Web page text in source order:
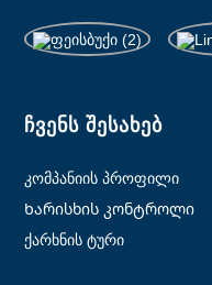
ᲩᲕᲔᲜᲡ ᲨᲔᲡᲐᲮᲔᲑ
კომპანიის პროფილი
Ხარისხის კონტროლი
ქარხნის ტური